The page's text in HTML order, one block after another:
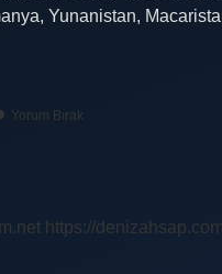
Yunanistan,
Yorum Bırak
https://